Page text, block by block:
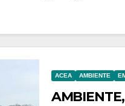
ACEA AMBIENTE